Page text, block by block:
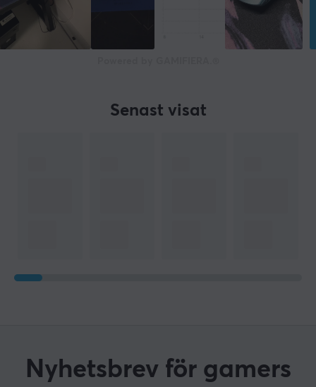
Senast visat
Nyhetsbrev för gamers